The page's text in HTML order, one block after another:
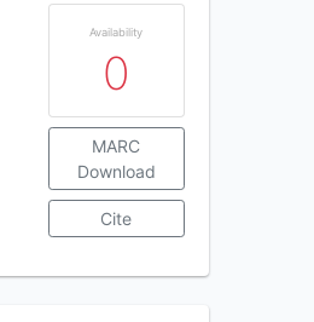
Availability
0
MARC
Download
Cite